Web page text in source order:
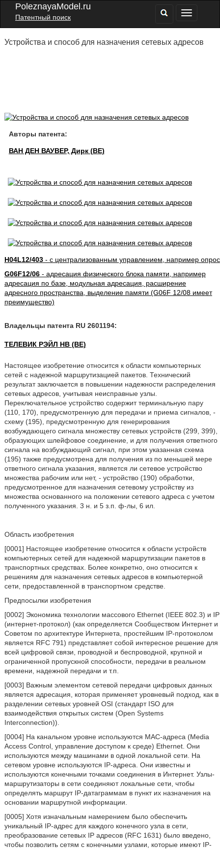
PoleznayaModel.ru
Патентный поиск
Устройства и способ для назначения сетевых адресов
Авторы патента:
ВАН ДЕН ВАУВЕР, Дирк (BE)
H04L12/403- с централизованным управлением, например опрос
G06F12/06- адресация физического блока памяти, например
адресация по базе, модульная адресация, расширение
адресного пространства, выделение памяти (G06F 12/08 имеет
преимущество)
Владельцы патента RU 2601194:
ТЕЛЕВИК РЭЙЛ НВ (BE)
Настоящее изобретение относится к области компьютерных
сетей с надежной маршрутизацией пакетов. Технический
результат заключается в повышении надежности распределения
сетевых адресов, учитывая неисправные узлы.
Переключательное устройство содержит терминальную пару
(110, 170), предусмотренную для передачи и приема сигналов, -
схему (195), предусмотренную для генерирования
возбуждающего сигнала множеству сетевых устройств (299, 399),
образующих шлейфовое соединение, и для получения ответного
сигнала на возбуждающий сигнал, при этом указанная схема
(195) также предусмотрена для получения из по меньшей мере
ответного сигнала указания, является ли сетевое устройство
множества рабочим или нет, - устройство (190) обработки,
предусмотренное для назначения сетевому устройству из
множества основанного на положении сетевого адреса с учетом
полученного указания. 3 н. и 5 з.п. ф-лы, 6 ил.
Область изобретения
[0001] Настоящее изобретение относится к области устройств
компьютерных сетей для надежной маршрутизации пакетов в
транспортных средствах. Более конкретно, оно относится к
решениям для назначения сетевых адресов в компьютерной
сети, предоставленной в транспортном средстве.
Предпосылки изобретения
[0002] Экономика технологии массового Ethernet (IEEE 802.3) и IP
(интернет-протокол) (как определяется Сообществом Интернет и
Советом по архитектуре Интернета, простейшим IP-протоколом
является RFC 791) представляет собой интересное решение для
всей цифровой связи, проводной и беспроводной, крупной и
ограниченной пропускной способности, передачи в реальном
времени, надежной передачи и т.п.
[0003] Важным элементом сетевой передачи цифровых данных
является адресация, которая применяет уровневый подход, как в
разделении сетевых уровней OSI (стандарт ISO для
взаимодействия открытых систем (Open Systems
Interconnection)).
[0004] На канальном уровне используются МАС-адреса (Media
Access Control, управление доступом к среде) Ethernet. Они
используются между машинами в одной локальной сети. На
сетевом уровне используются IP-адреса. Они известны и
используются конечными точками соединения в Интернет. Узлы-
маршрутизаторы в сети соединяют локальные сети, чтобы
определять маршрут IP-датаграммам в пункт их назначения на
основании маршрутной информации.
[0005] Хотя изначальным намерением было обеспечить
уникальный IP-адрес для каждого конечного узла в сети,
преобразование сетевых IP адресов (RFC 1631) было введено,
чтобы позволить сетям с конечными узлами, которые имеют IP-